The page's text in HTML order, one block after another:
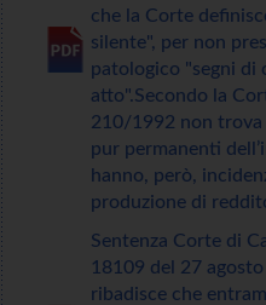
che la Corte
silente", per non
patologico "segni di
atto".Secondo la
210/1992 non trova
pur permanenti
hanno, però,
produzione di
Sentenza Corte di
18109 del 27
ribadisce che